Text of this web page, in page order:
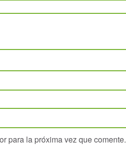
para la próxima vez que comente.